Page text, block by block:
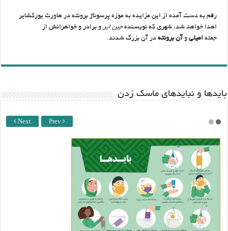
رقم به دست آمده از این مزایده به موزه پرسوناژ برونته در هاورث یورکشایر
اهدا خواهد شد، شهری که نویسندهجین ایر و برادر و خواهرانش از
جملهامیلیو آن برونته در آن بزرگ شدند.
باید‌ها و نبایدهای ماسک زدن
Next Prev